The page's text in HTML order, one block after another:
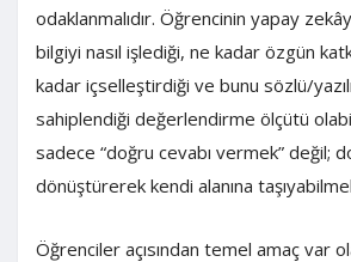
odaklanmalıdır. Öğrencinin yapay
bilgiyi nasıl işlediği, ne kadar özgün
kadar içselleştirdiği ve bunu sözlü/
sahiplendiği değerlendirme ölçütü
sadece “doğru cevabı vermek” değil;
dönüştürerek kendi alanına
Öğrenciler açısından temel amaç var